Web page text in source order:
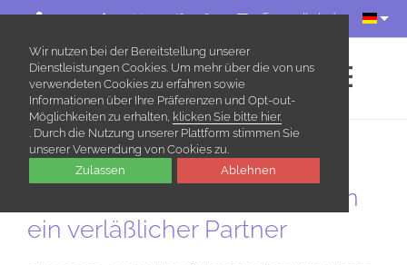
Wir nutzen bei der Bereitstellung unserer
Dienstleistungen Cookies. Um mehr über die von uns
verwendeten Cookies zu erfahren sowie
Informationen über Ihre Präferenzen und Opt-out-
Möglichkeiten zu erhalten, klicken Sie bitte hier.
. Durch die Nutzung unserer Plattform stimmen Sie
unserer Verwendung von Cookies zu.
Zulassen
Ablehnen
+49(0)33203/609080 office@calhelp.de
EVENTS ONLINE
calHelp(c) seit über 10 Jahren
ein verläßlicher Partner